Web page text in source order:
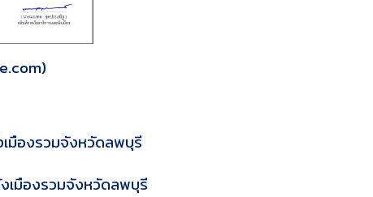
มืองรวมจังหวัดลพบุรี
เมืองรวมจังหวัดลพบุรี